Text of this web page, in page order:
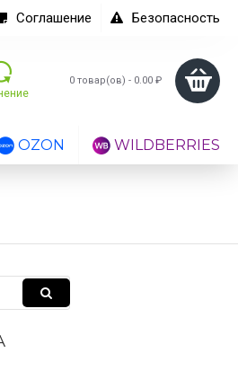
Соглашение Безопасность
0 товар(ов) - 0.00 ₽
OZON WILDBERRIES
каталога